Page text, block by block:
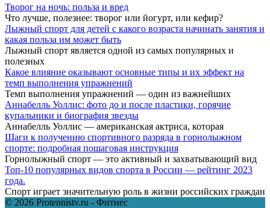
Творог на ночь: польза и вред
Что лучше, полезнее: творог или йогурт, или кефир?
Лыжный спорт для детей с какого возраста начинать занятия и
какая польза им может быть
Лыжный спорт является одной из самых популярных и
полезных
Какое влияние оказывают основные типы и их эффект на
темп выполнения упражнений
Темп выполнения упражнений — один из важнейших
Аннабелль Уоллис: фото до и после пластики, горячие
купальники и биография звезды
Аннабелль Уоллис — американская актриса, которая
Шаги к получению спортивного разряда в горнолыжном
спорте: подробная пошаговая инструкция
Горнолыжный спорт — это активный и захватывающий вид
Топ-10 популярных видов спорта в России — рейтинг 2023
года.
Спорт играет значительную роль в жизни российских граждан
© 2026 Protennistv.ru - Фитнес